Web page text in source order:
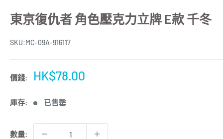
東京復仇者 角色壓克力立牌 E款 千冬
SKU:MC-09A-916117
價錢:
特
HK$78.00
庫存: 已售罄
數量: